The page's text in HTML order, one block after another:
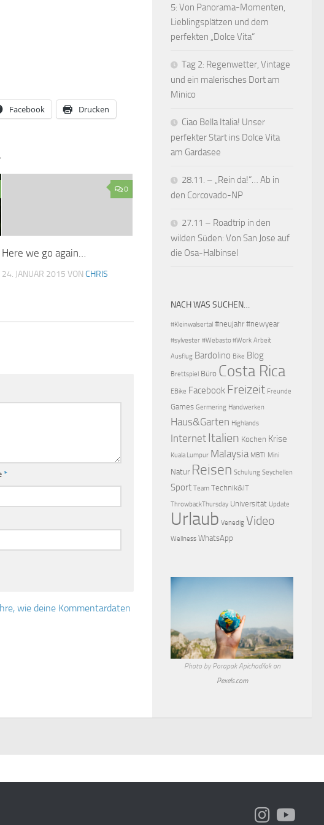
Facebook Drucken
0
Here we go again…
24. JANUAR 2015 VON CHRIS
*
wie deine Kommentardaten
5: Von Panorama-Momenten,
Lieblingsplätzen und dem
perfekten „Dolce Vita“
Tag 2: Regenwetter, Vintage
und ein malerisches Dort am
Minico
Ciao Bella Italia! Unser
perfekter Start ins Dolce Vita
am Gardasee
28.11. – „Rein da!“… Ab in
den Corcovado-NP
27.11 – Roadtrip in den
wilden Süden: Von San Jose auf
die Osa-Halbinsel
NACH WAS SUCHEN…
#Kleinwalsertal #neujahr #newyear
#sylvester #Webasto #Work Arbeit
Ausflug Bardolino Bike Blog
Brettspiel Büro Costa Rica
EBike Facebook Freizeit Freunde
Games Germering Handwerken
Haus&Garten Highlands
Internet Italien Kochen Krise
Kuala Lumpur Malaysia MBTI Mini
Natur Reisen Schulung Seychellen
Sport Team Technik&IT
ThrowbackThursday Universität Update
Urlaub Venedig Video
Wellness WhatsApp
Photo by Porapak Apichodilok on
Pexels.com